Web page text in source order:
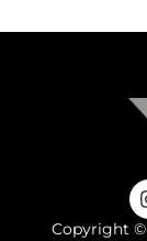
Copyright ©